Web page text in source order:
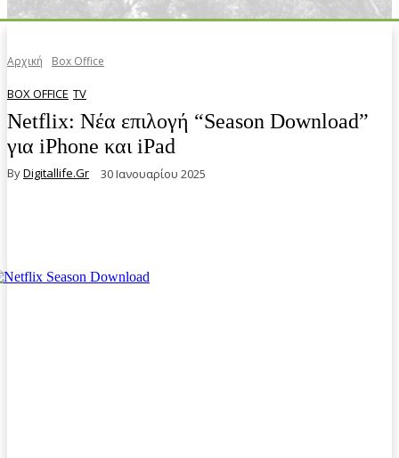
Αρχική Box Office
BOX OFFICE TV
Netflix: Νέα επιλογή “Season Download”
για iPhone και iPad
ByDigitallife.gr 30 Ιανουαρίου 2025